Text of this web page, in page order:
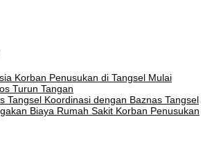
Korban Penusukan di Tangsel Mulai
Turun Tangan
Tangsel Koordinasi dengan Baznas Tangsel
Biaya Rumah Sakit Korban Penusukan